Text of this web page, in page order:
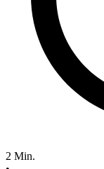
2 Min.